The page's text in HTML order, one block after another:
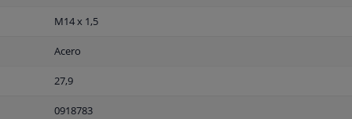
M14 x 1,5
Acero
27,9
0918783